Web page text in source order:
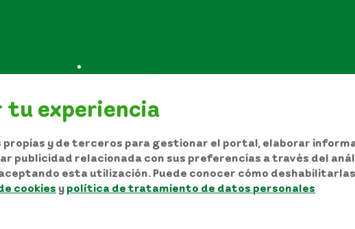
tu experiencia
y de terceros para gestionar el portal, elaborar
publicidad relacionada con sus preferencias a través del
esta utilización. Puede conocer cómo
cookies y política de tratamiento de datos personales
autorización de uso sobre los contenidos